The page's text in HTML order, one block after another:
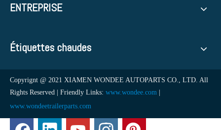
ENTREPRISE
Étiquettes chaudes
Copyrignt @ 2021 XIAMEN WONDEE AUTOPARTS CO., LTD. All
Rights Reserved | Friendly Links: www.wondee.com
www.wondeetrailerparts.com